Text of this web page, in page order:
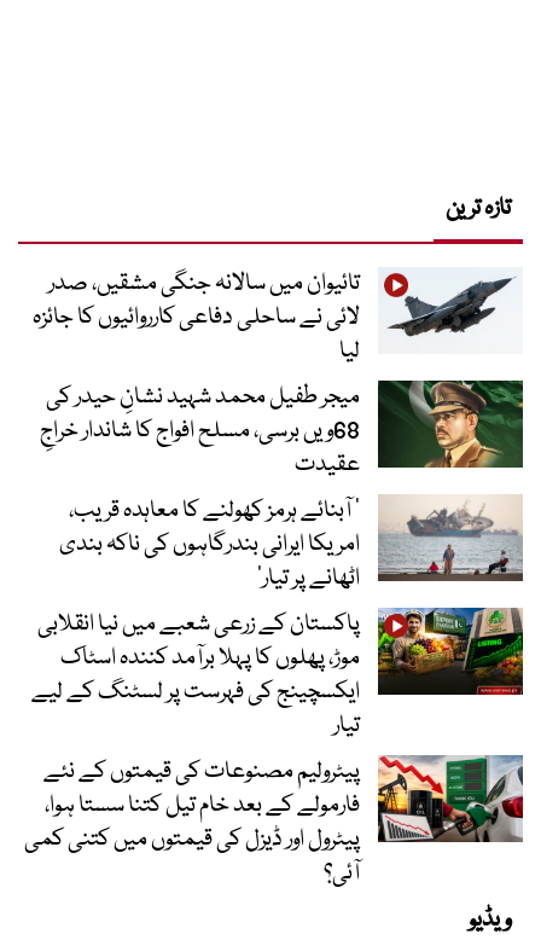
تازہ ترین
تائیوان میں سالانہ جنگی مشقیں، صدر
لائی نے ساحلی دفاعی کارروائیوں کا جائزہ
لیا
میجر طفیل محمد شہید نشانِ حیدر کی
68ویں برسی، مسلح افواج کا شاندار خراجِ
عقیدت
’ آبنائے ہرمز کھولنے کا معاہدہ قریب،
امریکا ایرانی بندرگاہوں کی ناکہ بندی
اٹھانے پر تیار‘
پاکستان کے زرعی شعبے میں نیا انقلابی
موڑ، پھلوں کا پہلا برآمد کنندہ اسٹاک
ایکسچینج کی فہرست پر لسٹنگ کے لیے
تیار
پیٹرولیم مصنوعات کی قیمتوں کے نئے
فارمولے کے بعد خام تیل کتنا سستا ہوا،
پیٹرول اور ڈیزل کی قیمتوں میں کتنی کمی
آئی؟
ویڈیو